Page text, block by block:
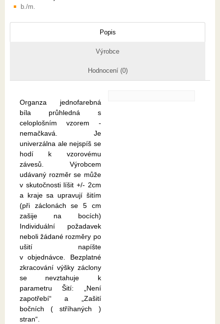
b./m.
Popis
Výrobce
Hodnocení (0)
Organza jednofarebná
bíla průhledná s
celoplošním vzorem -
nemačkavá. Je
univerzálna ale nejspíš se
hodí k vzorovému
závesů. Výrobcem
udávaný rozměr se může
v skutočnosti líšit +/- 2cm
a kraje sa upravují šitím
(při záclonách se 5 cm
zašije na bocích)
Individuální požadavek
neboli žádané rozměry po
ušití napíšte
v objednávce. Bezplatné
zkracování výšky záclony
se nevztahuje k
parametru Šití: „Není
zapotřebí“ a „Zašití
bočních ( stříhaných )
stran“.